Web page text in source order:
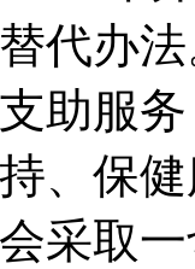
代办
助服
、保
采取